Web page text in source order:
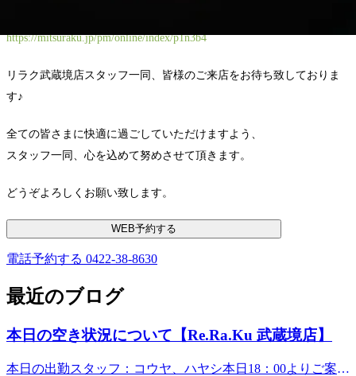
https://mitsuraku.jp/pm/online/index/p1n3b4
リラク武蔵境店スタッフ一同、皆様のご来店をお待ち致しておりま
す♪
全ての皆さまに快適に過ごしていただけますよう、
スタッフ一同、心を込めて努めさせて頂きます。
どうぞよろしくお願い致します。
WEB予約する
電話予約する 0422-38-8630
最近のブログ
本日の空き状況について【Re.Ra.Ku 武蔵境店】
本日の出勤スタッフ：コウヤ、ハヤシ本日18：00よりご案内